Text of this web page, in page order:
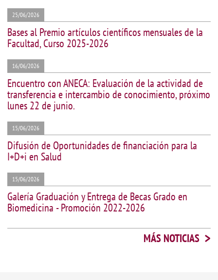
25/06/2026
Bases al Premio artículos científicos mensuales de la
Facultad, Curso 2025-2026
16/06/2026
Encuentro con ANECA: Evaluación de la actividad de
transferencia e intercambio de conocimiento, próximo
lunes 22 de junio.
15/06/2026
Difusión de Oportunidades de financiación para la
I+D+i en Salud
15/06/2026
Galería Graduación y Entrega de Becas Grado en
Biomedicina - Promoción 2022-2026
MÁS NOTICIAS >